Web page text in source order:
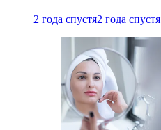
2 года спустя2 года спустя